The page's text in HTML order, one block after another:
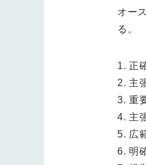
オー
る。
1. 正
2. 主
3. 重
4. 主
5. 広
6. 明